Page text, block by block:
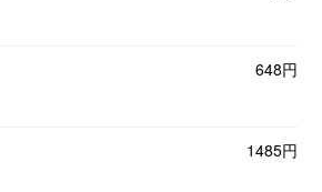
648円
1485円